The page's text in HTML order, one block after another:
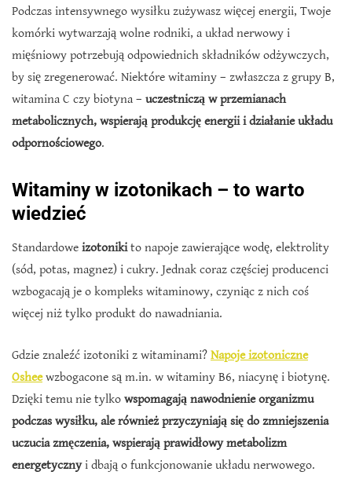
Podczas intensywnego wysiłku zużywasz więcej energii, Twoje
komórki wytwarzają wolne rodniki, a układ nerwowy i
mięśniowy potrzebują odpowiednich składników odżywczych,
by się zregenerować. Niektóre witaminy – zwłaszcza z grupy B,
witamina C czy biotyna – uczestniczą w przemianach
metabolicznych, wspierają produkcję energii i działanie układu
odpornościowego.
Witaminy w izotonikach – to warto
wiedzieć
Standardowe izotonikito napoje zawierające wodę, elektrolity
(sód, potas, magnez) i cukry. Jednak coraz częściej producenci
wzbogacają je o kompleks witaminowy, czyniąc z nich coś
więcej niż tylko produkt do nawadniania.
Gdzie znaleźć izotoniki z witaminami? Napoje izotoniczne
Osheewzbogacone są m.in. w witaminy B6, niacynę i biotynę.
Dzięki temu nie tylko wspomagają nawodnienie organizmu
podczas wysiłku, ale również przyczyniają się do zmniejszenia
uczucia zmęczenia, wspierają prawidłowy metabolizm
energetycznyi dbają o funkcjonowanie układu nerwowego.